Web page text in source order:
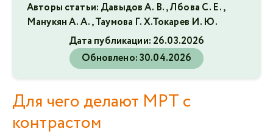
Авторы статьи: Давыдов А. В., Лбова С. Е.,
Манукян А. А., Таумова Г. Х.Токарев И. Ю.
Дата публикации: 26.03.2026
Обновлено:30.04.2026
Для чего делают МРТ с
контрастом